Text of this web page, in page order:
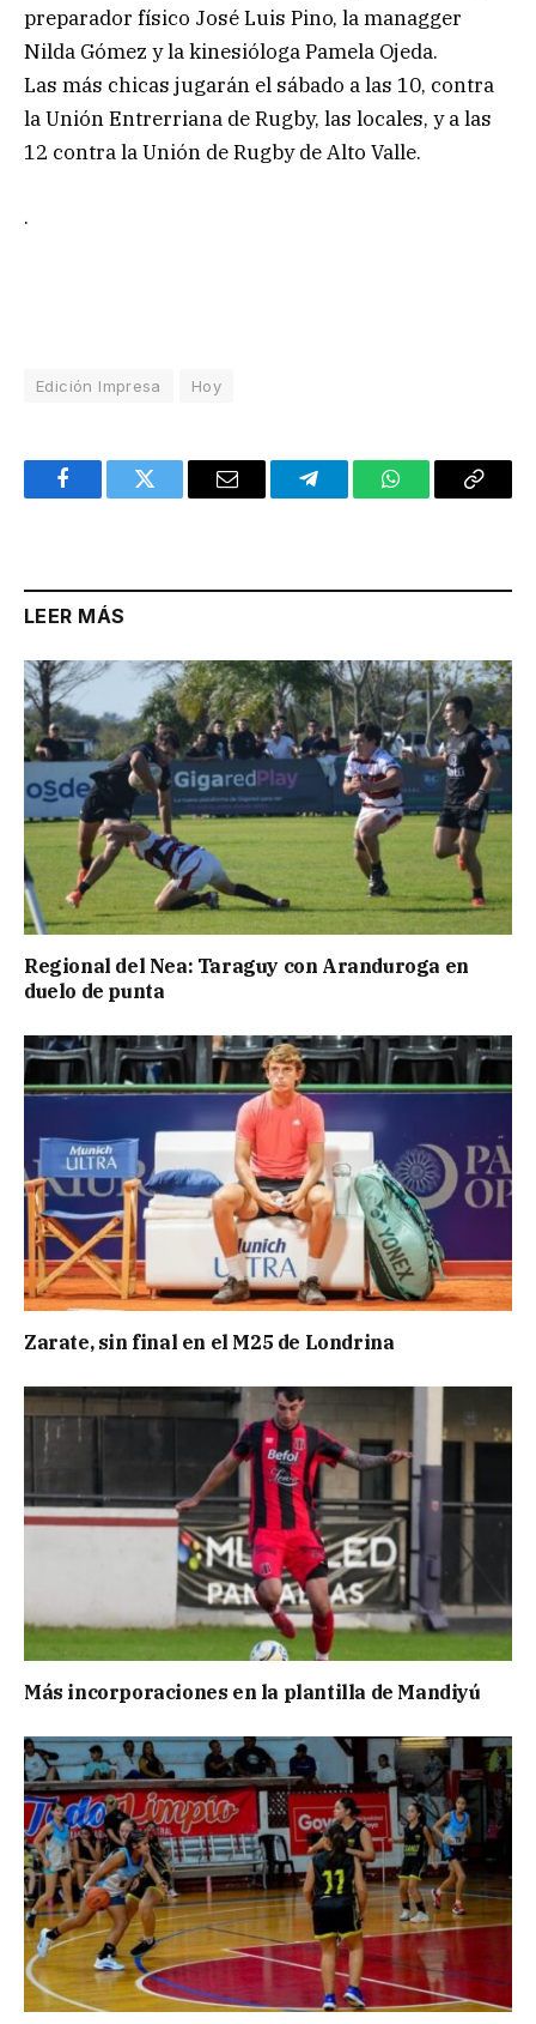
preparador físico José Luis Pino, la managger
Nilda Gómez y la kinesióloga Pamela Ojeda.
Las más chicas jugarán el sábado a las 10, contra
la Unión Entrerriana de Rugby, las locales, y a las
12 contra la Unión de Rugby de Alto Valle.
.
Edición Impresa Hoy
FacebookTwitter Email TelegramWhatsAppCopy
LEER MÁS
Regional del Nea: Taraguy con Aranduroga en
duelo de punta
Zarate, sin final en el M25 de Londrina
Más incorporaciones en la plantilla de Mandiyú